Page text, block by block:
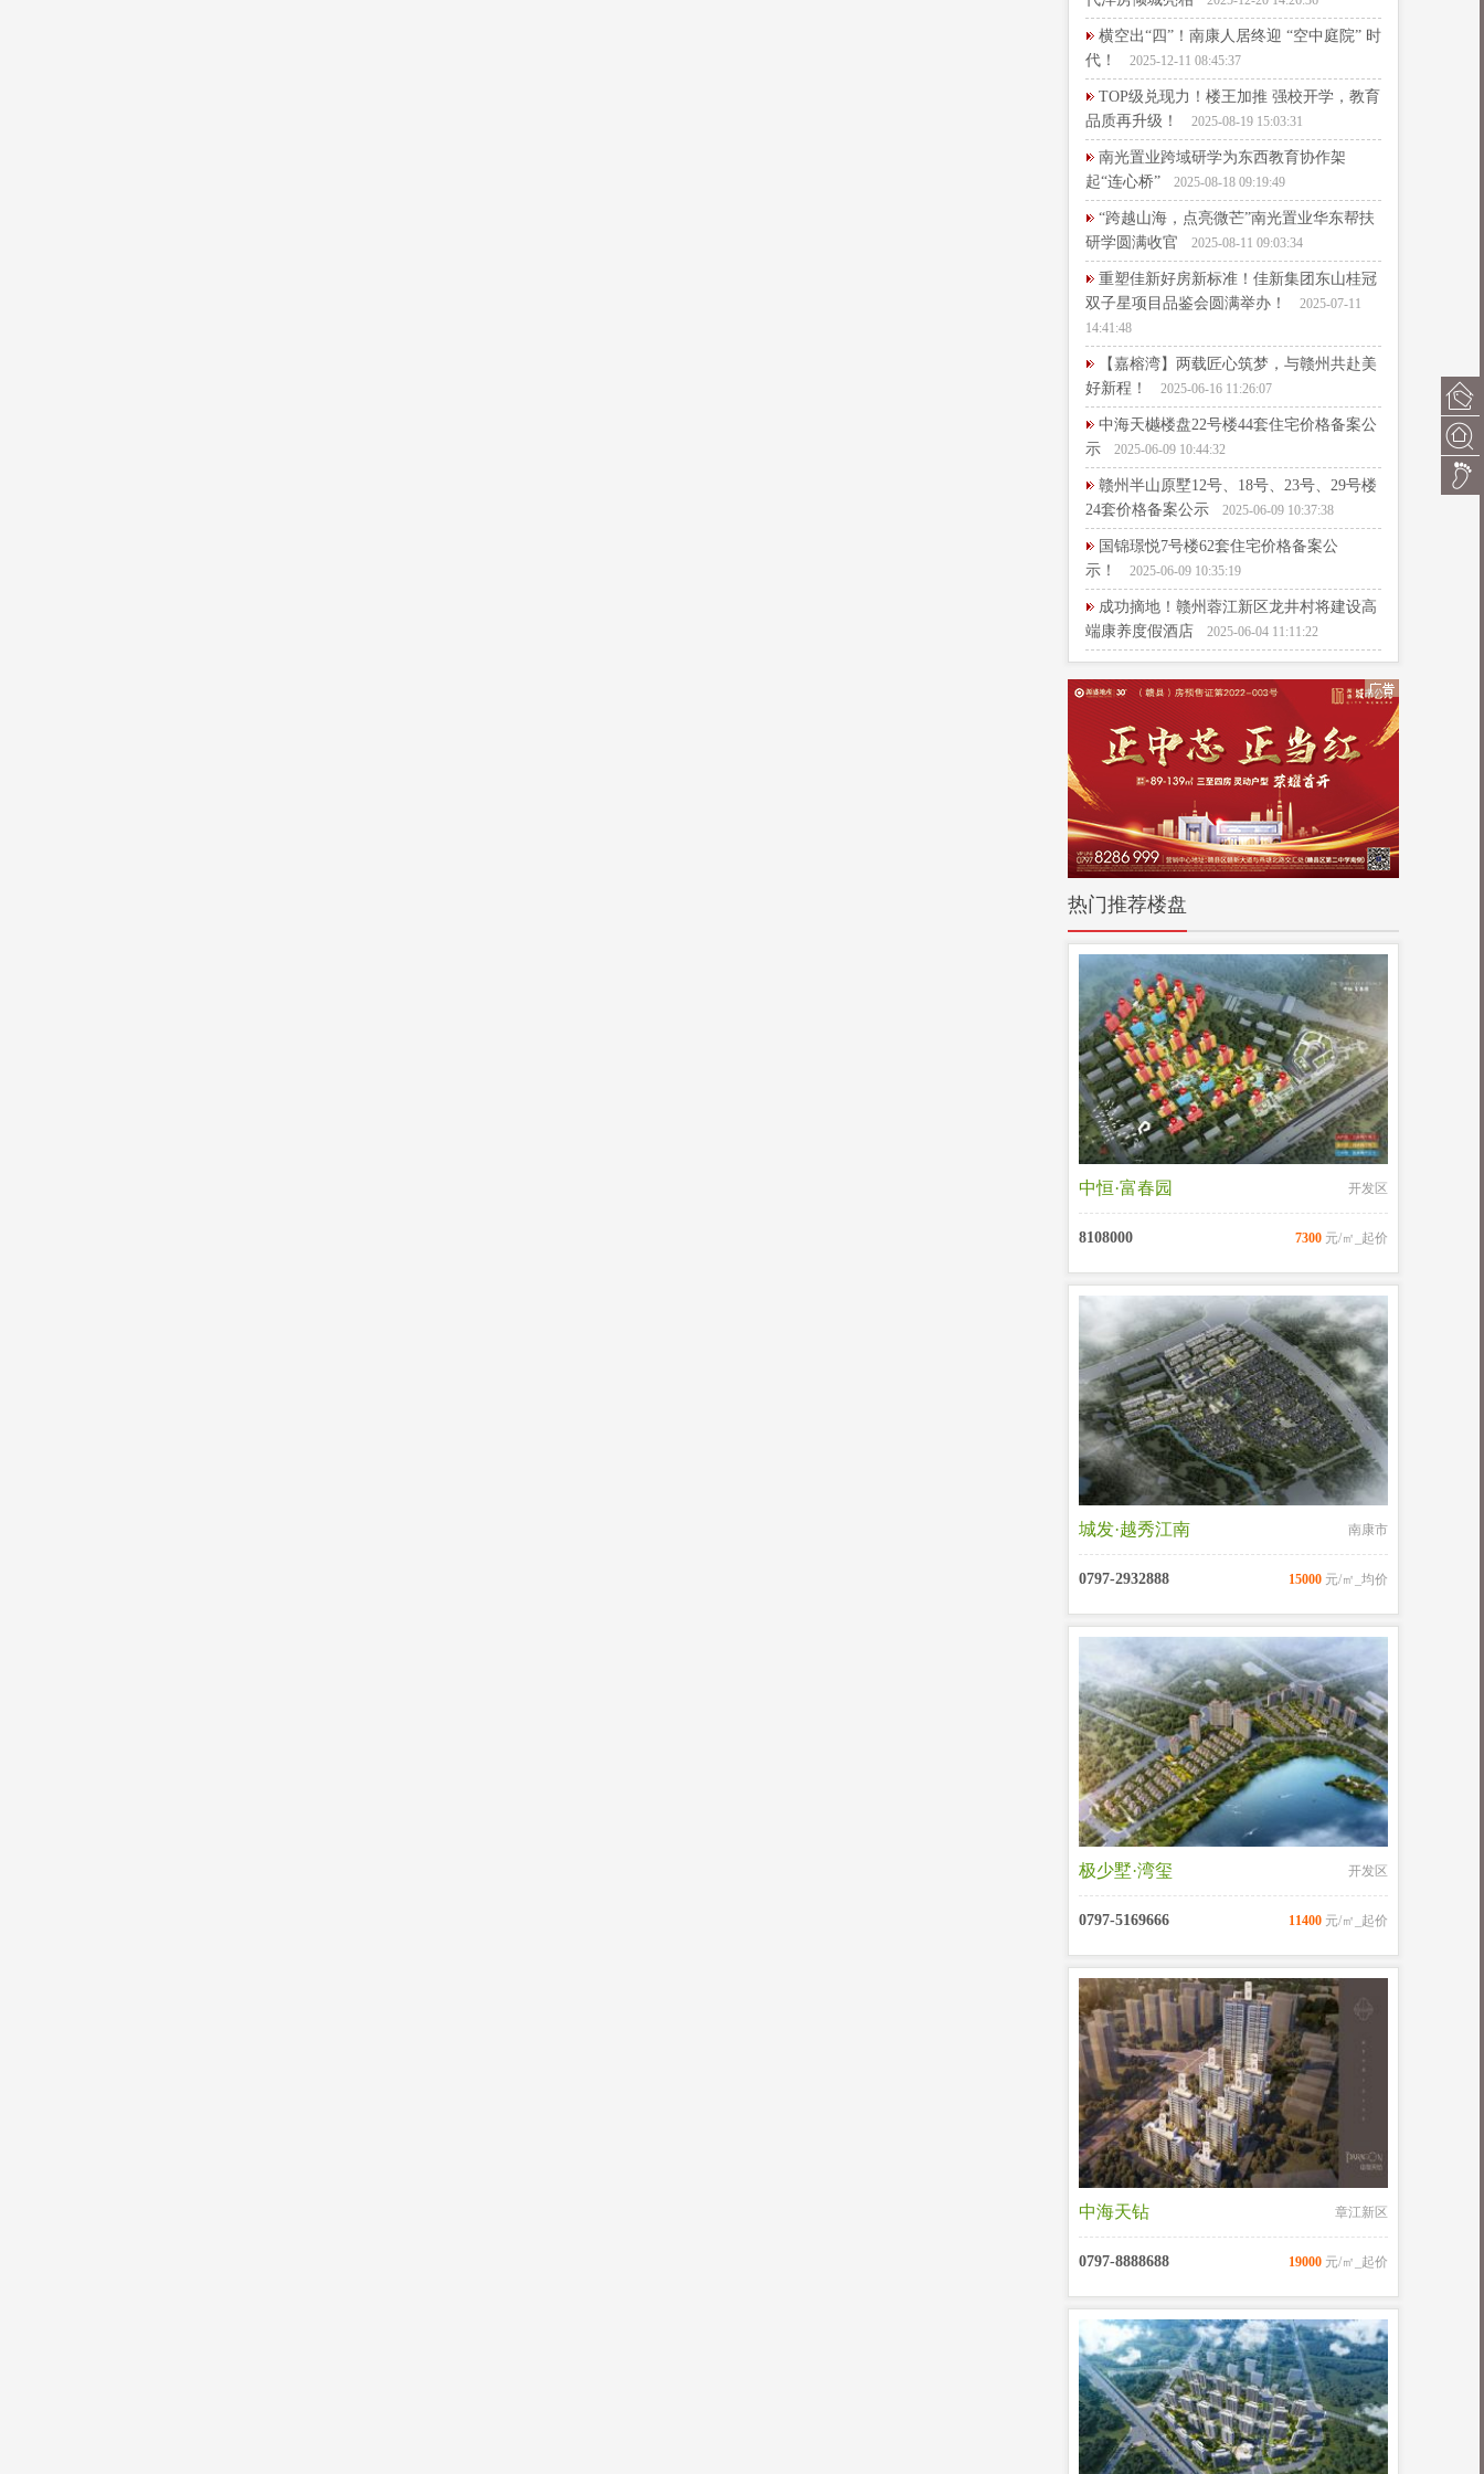
横空出“四”！南康人居终迎 “空中庭院” 时
代！
2025-12-11 08:45:37
TOP级兑现力！楼王加推 强校开学，教育
品质再升级！
2025-08-19 15:03:31
南光置业跨域研学为东西教育协作架
起“连心桥”
2025-08-18 09:19:49
“跨越山海，点亮微芒”南光置业华东帮扶
研学圆满收官
2025-08-11 09:03:34
重塑佳新好房新标准！佳新集团东山桂冠
双子星项目品鉴会圆满举办！
2025-07-11
14:41:48
【嘉榕湾】两载匠心筑梦，与赣州共赴美
好新程！
2025-06-16 11:26:07
中海天樾楼盘22号楼44套住宅价格备案公
示
2025-06-09 10:44:32
赣州半山原墅12号、18号、23号、29号楼
24套价格备案公示
2025-06-09 10:37:38
国锦璟悦7号楼62套住宅价格备案公
示！
2025-06-09 10:35:19
成功摘地！赣州蓉江新区龙井村将建设高
端康养度假酒店
2025-06-04 11:11:22
热门推荐楼盘
中恒·富春园 开发区
8108000 7300 元/㎡_起价
城发·越秀江南 南康市
0797-2932888 15000 元/㎡_均价
极少墅·湾玺 开发区
0797-5169666 11400 元/㎡_起价
中海天钻 章江新区
0797-8888688 19000 元/㎡_起价